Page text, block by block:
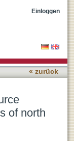
AnEinloggen
« zurück
of north